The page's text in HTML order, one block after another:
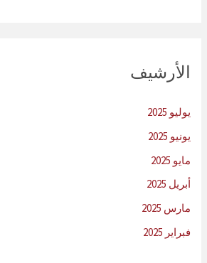
الأرشيف
يوليو 2025
يونيو 2025
مايو 2025
أبريل 2025
مارس 2025
فبراير 2025